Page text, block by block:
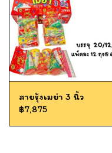
สายรุ้งเมย่า 3 นิ้ว
฿7,875